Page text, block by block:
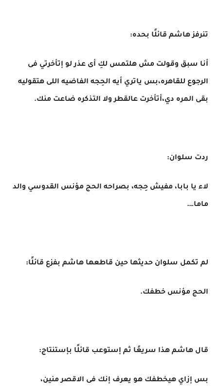
تنرفز هاشم قائلًا بحده:
أنا سبق وقولت مش هلتمس لكِ أى عذر لو إتأخرتي فى
الرجوع للقاهره،بس ياتري أيه الحِجه الفاضيه اللى هتقوليه
بقى المره دي،أتأخرت عالقطر ولا التذكره ضاعت منك.
ردت سلوان:
لاء يا بابا، مفيش حِجه، بصراحه الحج مؤنس القدوسي والد
ماما….
لم تكمل سلوان حديثها حين قاطعها هاشم بفزع قائلًا:
الحج مؤنس خطفك.
قال هاشم هذا سريعًا ثم إستوعب قائلًا بإستنتاج:
بس إزاي هيخطفك هو يعرف إنك فى الاقصر منين،